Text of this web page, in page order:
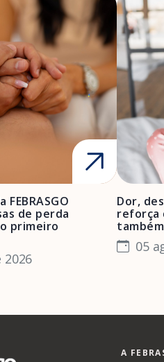
FEBRASGO
de perda
primeiro
2026
Dor,
reforça
05
A